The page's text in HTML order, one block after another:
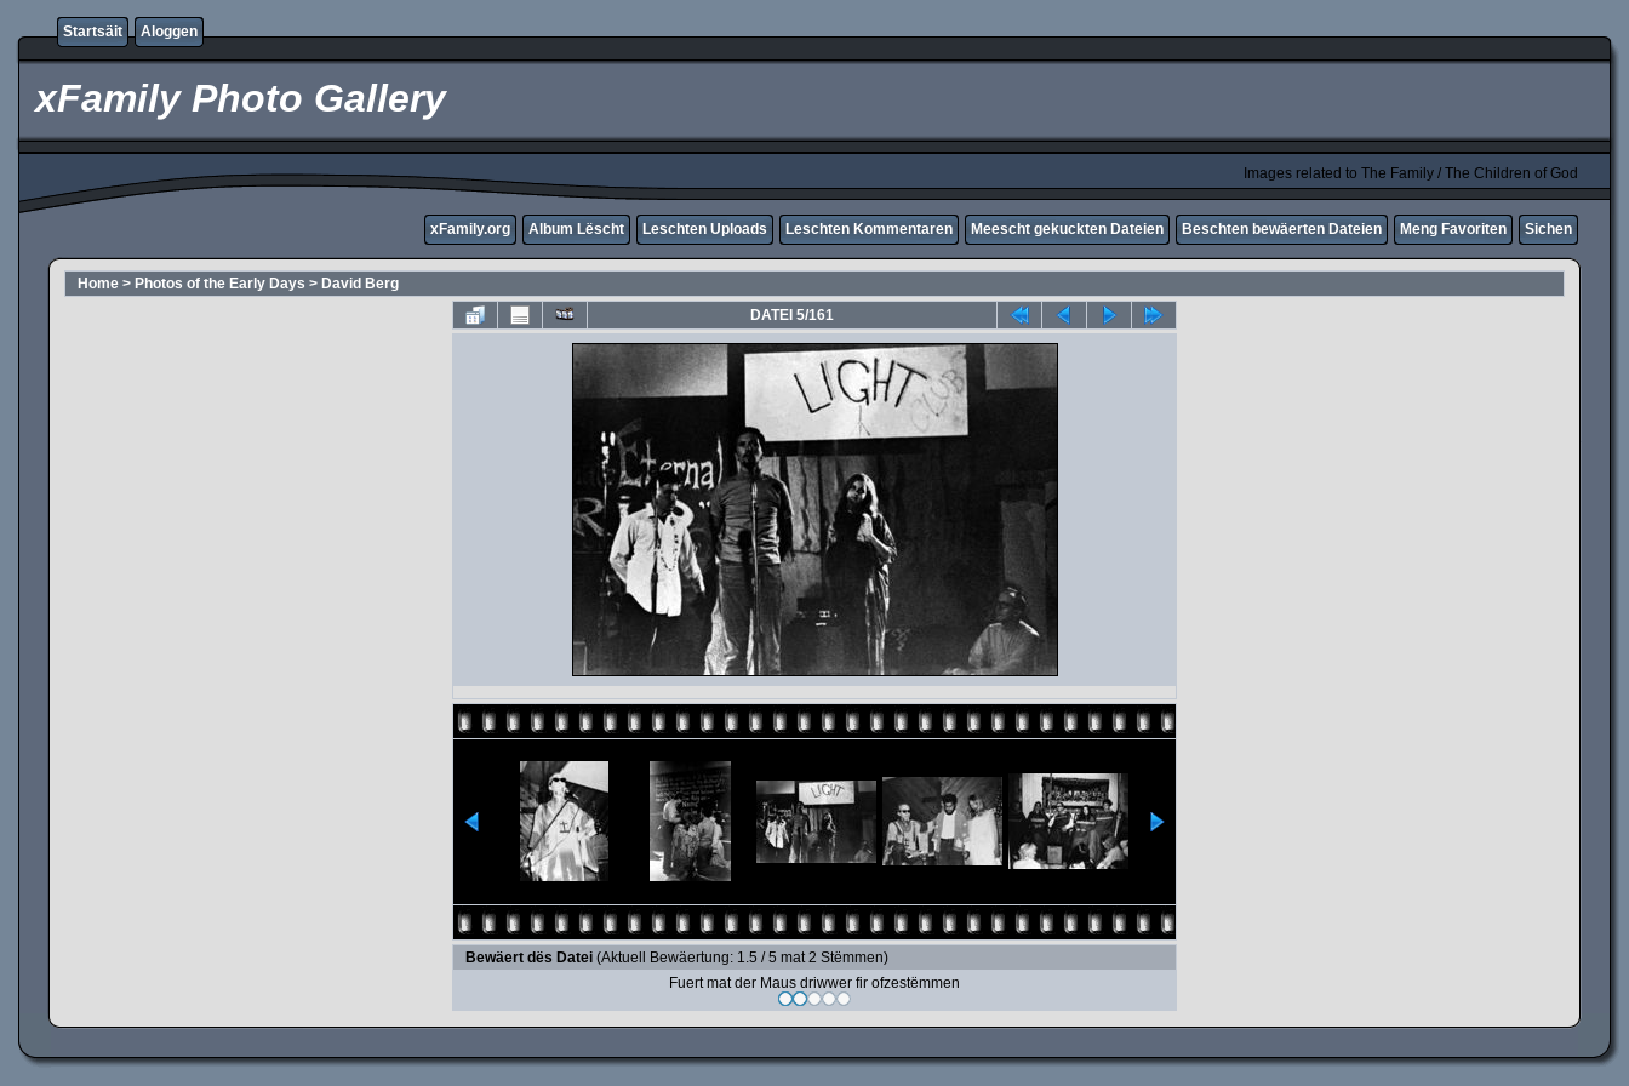
Startsäit Aloggen
xFamily Photo Gallery
Images related to The Family / The Children of God
xFamily.org Album Lëscht Leschten Uploads Leschten Kommentaren Meescht gekuckten Dateien Beschten bewäerten Dateien Meng Favoriten Sichen
Home > Photos of the Early Days > David Berg
DATEI 5/161
Bewäert dës Datei (Aktuell Bewäertung: 1.5 / 5 mat 2 Stëmmen)
Fuert mat der Maus driwwer fir ofzestëmmen